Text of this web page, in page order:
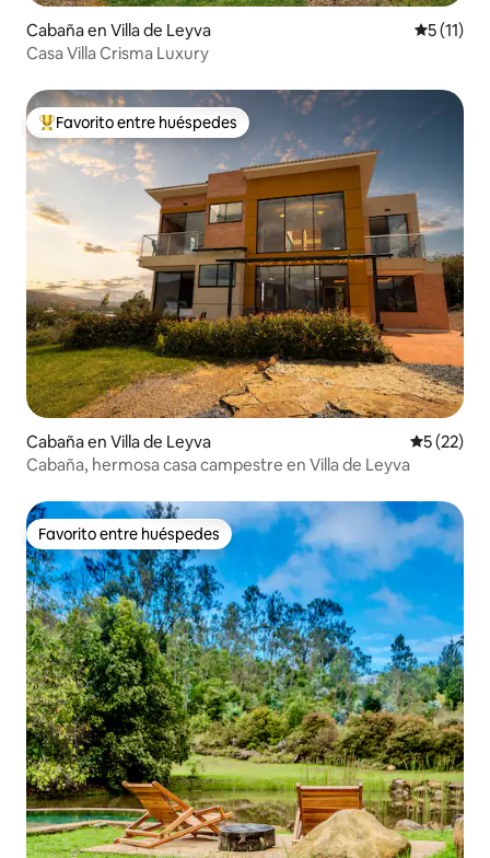
Cabaña en Villa de Leyva
5 (11)
Casa Villa Crisma Luxury
Favorito entre huéspedes preferido
Favorito entre huéspedes
Cabaña en Villa de Leyva
5 (22)
Cabaña, hermosa casa campestre en Villa de Leyva
Favorito entre huéspedes
Favorito entre huéspedes